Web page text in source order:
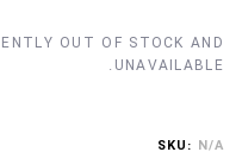
OUT OF STOCK AND
UNAVAILABLE.
SKU: N/A